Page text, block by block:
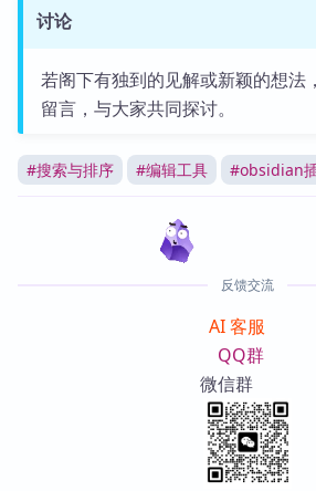
讨论
若阁下有独到的见解或新颖的想法
留言，与大家共同探讨。
#搜索与排序 #编辑工具 #obsidian
反馈交流
AI 客服
QQ群
微信群